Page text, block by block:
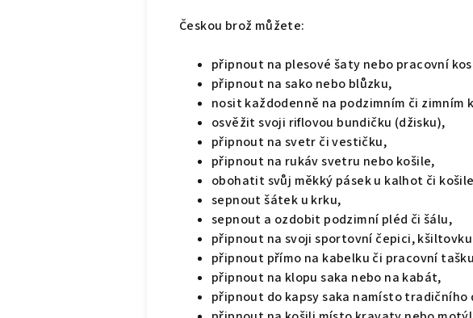
Českou brož můžete:
připnout na plesové šaty nebo pracovní
připnout na sako nebo blůzku,
nosit každodenně na podzimním či zimním
osvěžit svoji riflovou bundičku (džisku),
připnout na svetr či vestičku,
připnout na rukáv svetru nebo košile,
obohatit svůj měkký pásek u kalhot či
sepnout šátek u krku,
sepnout a ozdobit podzimní pléd či šálu,
připnout na svoji sportovní čepici,
připnout přímo na kabelku či pracovní
připnout na klopu saka nebo na kabát,
připnout do kapsy saka namísto